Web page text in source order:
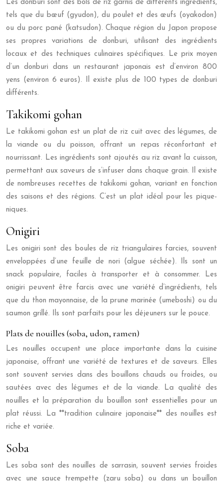
Les donburi sont des bols de riz garnis de différents ingrédients,
tels que du bœuf (gyudon), du poulet et des œufs (oyakodon)
ou du porc pané (katsudon). Chaque région du Japon propose
ses propres variations de donburi, utilisant des ingrédients
locaux et des techniques culinaires spécifiques. Le prix moyen
d’un donburi dans un restaurant japonais est d’environ 800
yens (environ 6 euros). Il existe plus de 100 types de donburi
différents.
Takikomi gohan
Le takikomi gohan est un plat de riz cuit avec des légumes, de
la viande ou du poisson, offrant un repas réconfortant et
nourrissant. Les ingrédients sont ajoutés au riz avant la cuisson,
permettant aux saveurs de s’infuser dans chaque grain. Il existe
de nombreuses recettes de takikomi gohan, variant en fonction
des saisons et des régions. C’est un plat idéal pour les pique-
niques.
Onigiri
Les onigiri sont des boules de riz triangulaires farcies, souvent
enveloppées d’une feuille de nori (algue séchée). Ils sont un
snack populaire, faciles à transporter et à consommer. Les
onigiri peuvent être farcis avec une variété d’ingrédients, tels
que du thon mayonnaise, de la prune marinée (umeboshi) ou du
saumon grillé. Ils sont parfaits pour les déjeuners sur le pouce.
Plats de nouilles (soba, udon, ramen)
Les nouilles occupent une place importante dans la cuisine
japonaise, offrant une variété de textures et de saveurs. Elles
sont souvent servies dans des bouillons chauds ou froides, ou
sautées avec des légumes et de la viande. La qualité des
nouilles et la préparation du bouillon sont essentielles pour un
plat réussi. La **tradition culinaire japonaise** des nouilles est
riche et variée.
Soba
Les soba sont des nouilles de sarrasin, souvent servies froides
avec une sauce trempette (zaru soba) ou dans un bouillon